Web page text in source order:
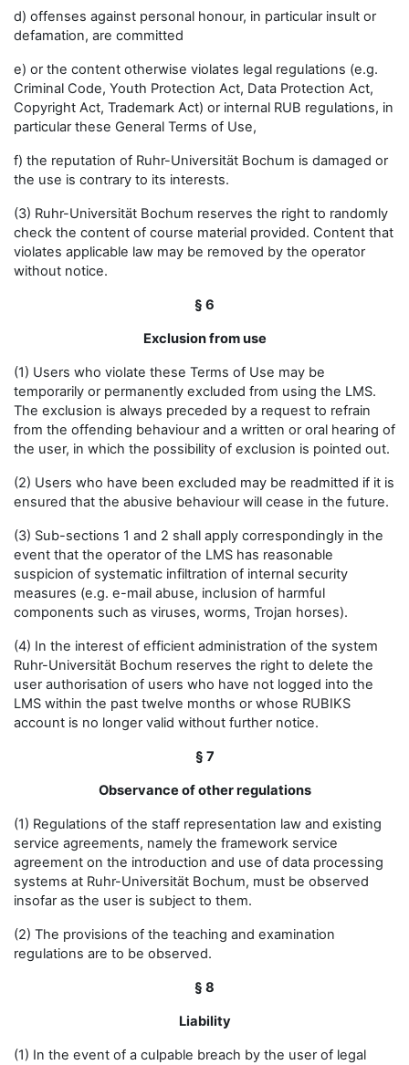
d) offenses against personal honour, in particular insult or
defamation, are committed
e) or the content otherwise violates legal regulations (e.g.
Criminal Code, Youth Protection Act, Data Protection Act,
Copyright Act, Trademark Act) or internal RUB regulations, in
particular these General Terms of Use,
f) the reputation of Ruhr-Universität Bochum is damaged or
the use is contrary to its interests.
(3) Ruhr-Universität Bochum reserves the right to randomly
check the content of course material provided. Content that
violates applicable law may be removed by the operator
without notice.
§ 6
Exclusion from use
(1) Users who violate these Terms of Use may be
temporarily or permanently excluded from using the LMS.
The exclusion is always preceded by a request to refrain
from the offending behaviour and a written or oral hearing of
the user, in which the possibility of exclusion is pointed out.
(2) Users who have been excluded may be readmitted if it is
ensured that the abusive behaviour will cease in the future.
(3) Sub-sections 1 and 2 shall apply correspondingly in the
event that the operator of the LMS has reasonable
suspicion of systematic infiltration of internal security
measures (e.g. e-mail abuse, inclusion of harmful
components such as viruses, worms, Trojan horses).
(4) In the interest of efficient administration of the system
Ruhr-Universität Bochum reserves the right to delete the
user authorisation of users who have not logged into the
LMS within the past twelve months or whose RUBIKS
account is no longer valid without further notice.
§ 7
Observance of other regulations
(1) Regulations of the staff representation law and existing
service agreements, namely the framework service
agreement on the introduction and use of data processing
systems at Ruhr-Universität Bochum, must be observed
insofar as the user is subject to them.
(2) The provisions of the teaching and examination
regulations are to be observed.
§ 8
Liability
(1) In the event of a culpable breach by the user of legal